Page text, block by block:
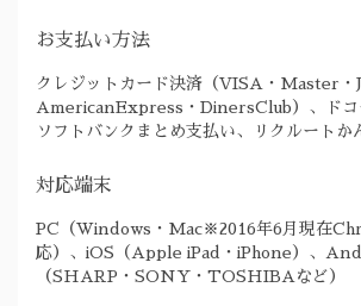
お支払い方法
クレジットカード決済（VISA・Master・
AmericanExpress・DinersClub）、ドコ
ソフトバンクまとめ支払い、リクルートか
対応端末
PC（Windows・Mac※2016年6月現在
応）、iOS（Apple iPad・iPhone）、
（SHARP・SONY・TOSHIBAなど）